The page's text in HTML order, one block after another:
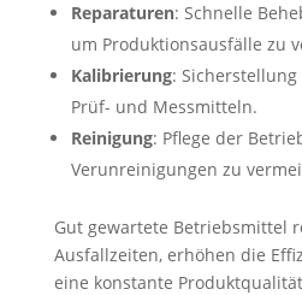
Reparaturen: Schnelle
um Produktionsausfälle zu
Kalibrierung:
Prüf- und Messmitteln.
Reinigung: Pflege der
Verunreinigungen zu
Gut gewartete Betriebsmittel
Ausfallzeiten, erhöhen die
eine konstante